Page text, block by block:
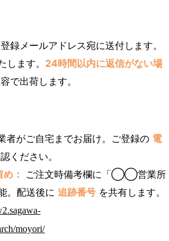
録メールアドレス宛に送付します。
します。 24時間以内に返信がない場
で出荷します。
者がご自宅までお届け。ご登録の 電
ください。
：
ご注文時備考欄に「◯◯営業所
。配送後に 追跡番号 を共有します。
moyori/